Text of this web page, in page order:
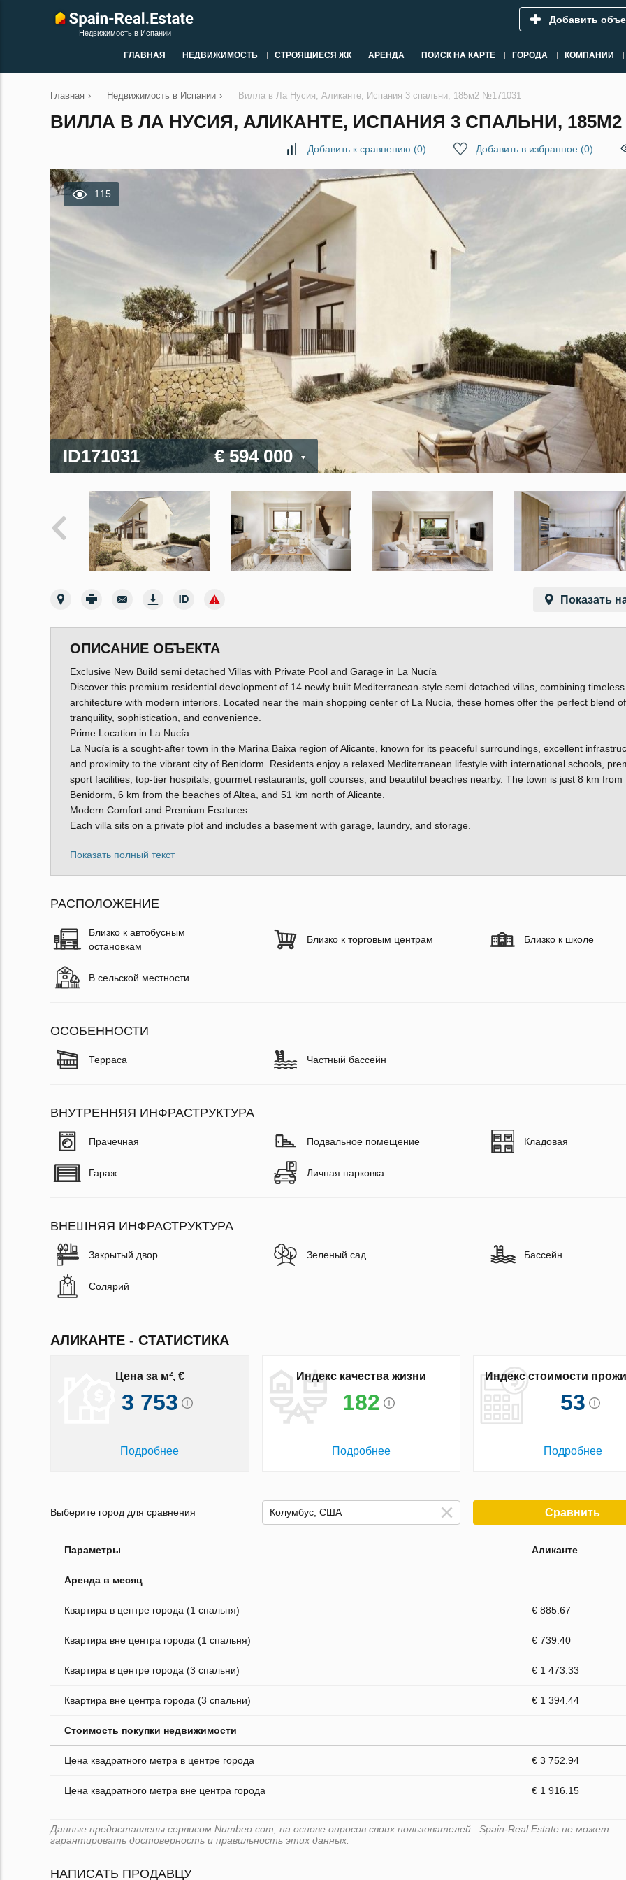
Недвижимость в Испании
Добавить
ГЛАВНАЯ НЕДВИЖИМОСТЬ СТРОЯЩИЕСЯ ЖК АРЕНДА ПОИСК НА КАРТЕ ГОРОДА КОМПАНИИ
Главная › Недвижимость в Испании › Вилла в Ла Нусия, Аликанте, Испания 3 спальни, 185м2 №171031
ВИЛЛА В ЛА НУСИЯ, АЛИКАНТЕ, ИСПАНИЯ 3 СПАЛЬНИ, 185М2
Добавить к сравнению (0) Добавить в избранное (0)
115
ID171031 € 594 000
Показать
ОПИСАНИЕ ОБЪЕКТА
Exclusive New Build semi detached Villas with Private Pool and Garage in La Nucía
Discover this premium residential development of 14 newly built Mediterranean-style semi detached villas, combining timeless
architecture with modern interiors. Located near the main shopping center of La Nucía, these homes offer the perfect blend of
tranquility, sophistication, and convenience.
Prime Location in La Nucía
La Nucía is a sought-after town in the Marina Baixa region of Alicante, known for its peaceful surroundings, excellent
and proximity to the vibrant city of Benidorm. Residents enjoy a relaxed Mediterranean lifestyle with international schools,
sport facilities, top-tier hospitals, gourmet restaurants, golf courses, and beautiful beaches nearby. The town is just 8 km from
Benidorm, 6 km from the beaches of Altea, and 51 km north of Alicante.
Modern Comfort and Premium Features
Each villa sits on a private plot and includes a basement with garage, laundry, and storage.
Показать полный текст
РАСПОЛОЖЕНИЕ
Близко к автобусным
остановкам
Близко к торговым центрам Близко к школе
В сельской местности
ОСОБЕННОСТИ
Терраса Частный бассейн
ВНУТРЕННЯЯ ИНФРАСТРУКТУРА
Прачечная Подвальное помещение Кладовая
Гараж Личная парковка
ВНЕШНЯЯ ИНФРАСТРУКТУРА
Закрытый двор Зеленый сад Бассейн
Солярий
АЛИКАНТЕ - СТАТИСТИКА
Цена за м², €
3 753
Подробнее
Индекс качества жизни
182
Подробнее
Индекс стоимости
53
Подробнее
Выберите город для сравнения Сравнить
Параметры Аликанте
Аренда в месяц
Квартира в центре города (1 спальня) € 885.67
Квартира вне центра города (1 спальня) € 739.40
Квартира в центре города (3 спальни) € 1 473.33
Квартира вне центра города (3 спальни) € 1 394.44
Стоимость покупки недвижимости
Цена квадратного метра в центре города € 3 752.94
Цена квадратного метра вне центра города € 1 916.15
Данные предоставлены сервисом Numbeo.com, на основе опросов своих пользователей . Spain-Real.Estate не может
гарантировать достоверность и правильность этих данных.
НАПИСАТЬ ПРОДАВЦУ